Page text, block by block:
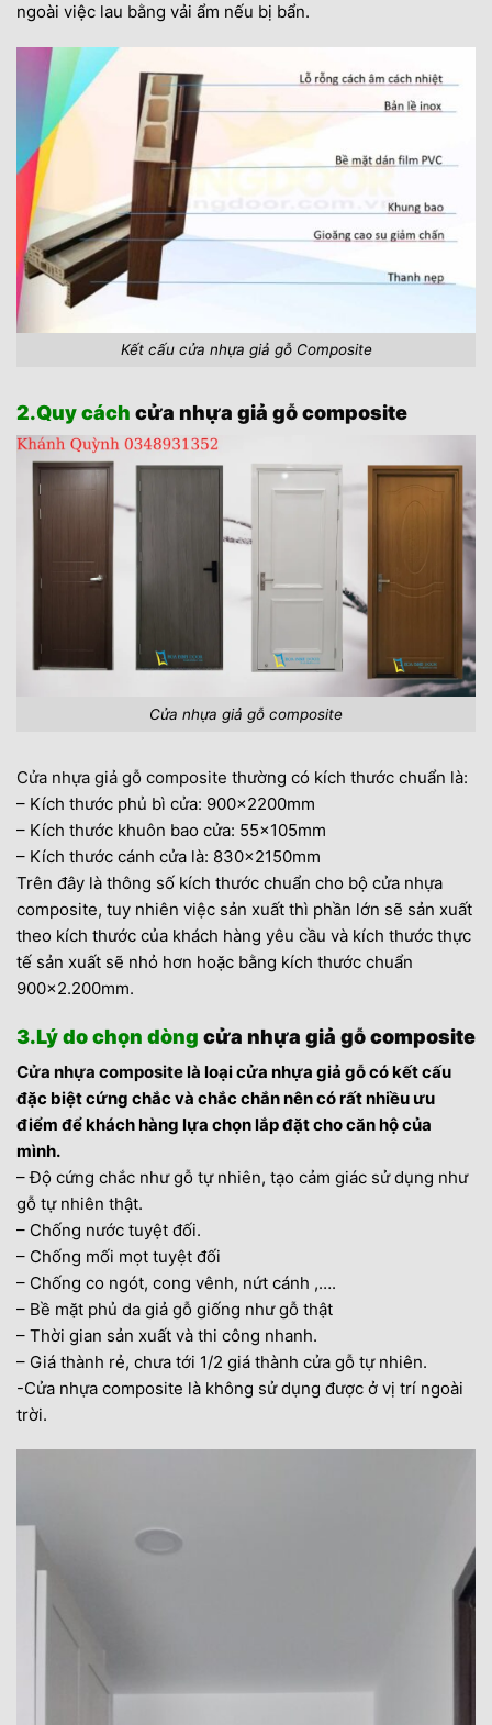
ngoài việc lau bằng vải ẩm nếu bị bẩn.
Kết cấu cửa nhựa giả gỗ Composite
2.Quy cách cửa nhựa giả gỗ composite
Cửa nhựa giả gỗ composite
Cửa nhựa giả gỗ composite thường có kích thước chuẩn là:
– Kích thước phủ bì cửa: 900x2200mm
– Kích thước khuôn bao cửa: 55x105mm
– Kích thước cánh cửa là: 830x2150mm
Trên đây là thông số kích thước chuẩn cho bộ cửa nhựa
composite, tuy nhiên việc sản xuất thì phần lớn sẽ sản xuất
theo kích thước của khách hàng yêu cầu và kích thước thực
tế sản xuất sẽ nhỏ hơn hoặc bằng kích thước chuẩn
900×2.200mm.
3.Lý do chọn dòng cửa nhựa giả gỗ composite
Cửa nhựa compositelà loại cửa nhựa giả gỗ có kết cấu
đặc biệt cứng chắc và chắc chắn nên có rất nhiều ưu
điểm để khách hàng lựa chọn lắp đặt cho căn hộ của
mình.
– Độ cứng chắc như gỗ tự nhiên, tạo cảm giác sử dụng như
gỗ tự nhiên thật.
– Chống nước tuyệt đối.
– Chống mối mọt tuyệt đối
– Chống co ngót, cong vênh, nứt cánh ,….
– Bề mặt phủ da giả gỗ giống như gỗ thật
– Thời gian sản xuất và thi công nhanh.
– Giá thành rẻ, chưa tới 1/2 giá thành cửa gỗ tự nhiên.
-Cửa nhựa composite là không sử dụng được ở vị trí ngoài
trời.